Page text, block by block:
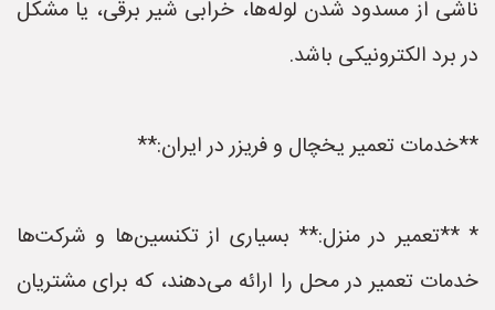
ناشی از مسدود شدن لوله‌ها، خرابی شیر برقی، یا مشکل
در برد الکترونیکی باشد.
**خدمات تعمیر یخچال و فریزر در ایران:**
* **تعمیر در منزل:** بسیاری از تکنسین‌ها و شرکت‌ها
خدمات تعمیر در محل را ارائه می‌دهند، که برای مشتریان